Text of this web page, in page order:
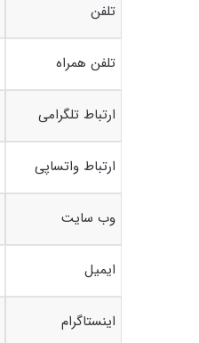
تلفن
تلفن همراه
ارتباط تلگرامی
ارتباط واتساپی
وب سایت
ایمیل
اینستاگرام